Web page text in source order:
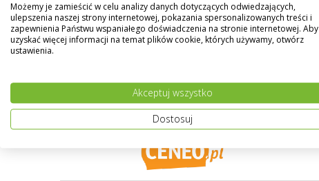
Pokaż więcej
Możemy je zamieścić w celu analizy danych dotyczących odwiedzających,
ulepszenia naszej strony internetowej, pokazania spersonalizowanych treści i
zapewnienia Państwu wspaniałego doświadczenia na stronie internetowej. Aby
uzyskać więcej informacji na temat plików cookie, których używamy, otwórz
ustawienia.
Akceptuj wszystko
Dostosuj